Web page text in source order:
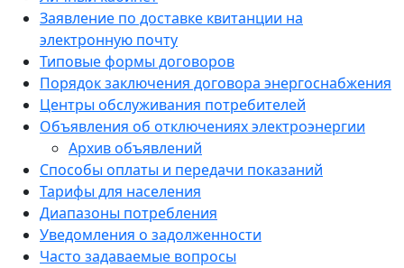
Заявление по доставке квитанции на
электронную почту
Типовые формы договоров
Порядок заключения договора энергоснабжения
Центры обслуживания потребителей
Объявления об отключениях электроэнергии
Архив объявлений
Способы оплаты и передачи показаний
Тарифы для населения
Диапазоны потребления
Уведомления о задолженности
Часто задаваемые вопросы